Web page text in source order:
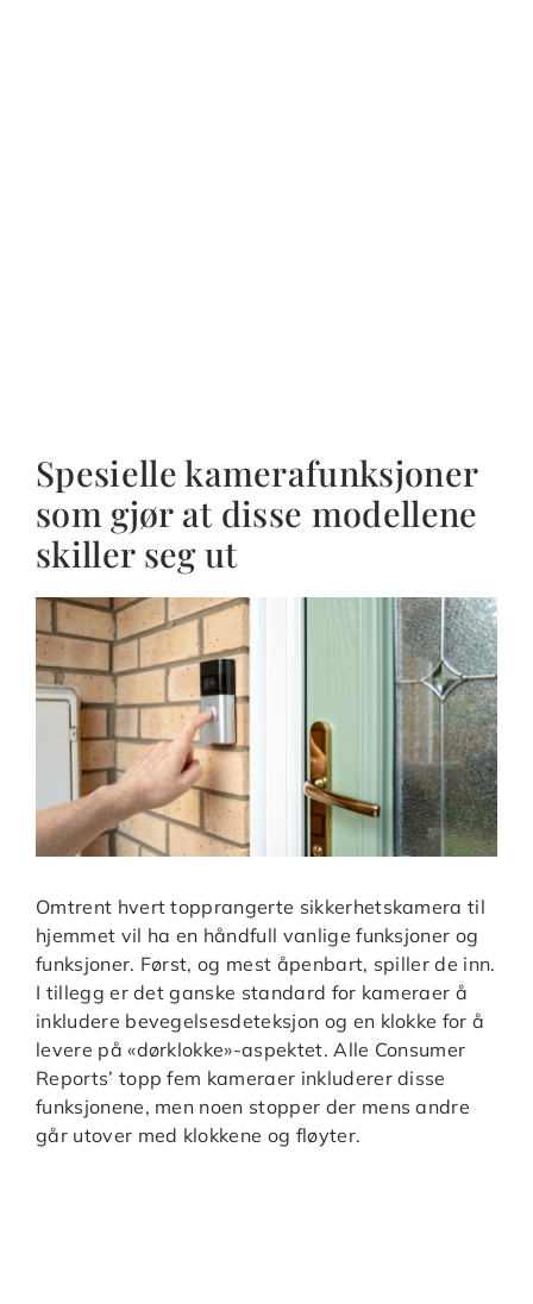
Spesielle kamerafunksjoner
som gjør at disse modellene
skiller seg ut
Omtrent hvert topprangerte sikkerhetskamera til
hjemmet vil ha en håndfull vanlige funksjoner og
funksjoner. Først, og mest åpenbart, spiller de inn.
I tillegg er det ganske standard for kameraer å
inkludere bevegelsesdeteksjon og en klokke for å
levere på «dørklokke»-aspektet. Alle Consumer
Reports’ topp fem kameraer inkluderer disse
funksjonene, men noen stopper der mens andre
går utover med klokkene og fløyter.